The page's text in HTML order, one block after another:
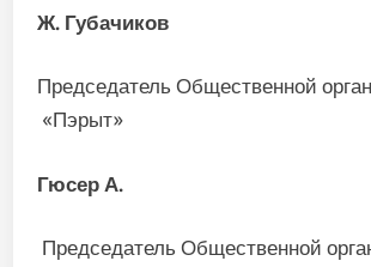
Ж. Губачиков
Председатель Общественной
«Пэрыт»
Гюсер А.
Председатель Общественной